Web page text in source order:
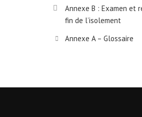
Annexe B : Examen et
fin de l’isolement
Annexe A – Glossaire